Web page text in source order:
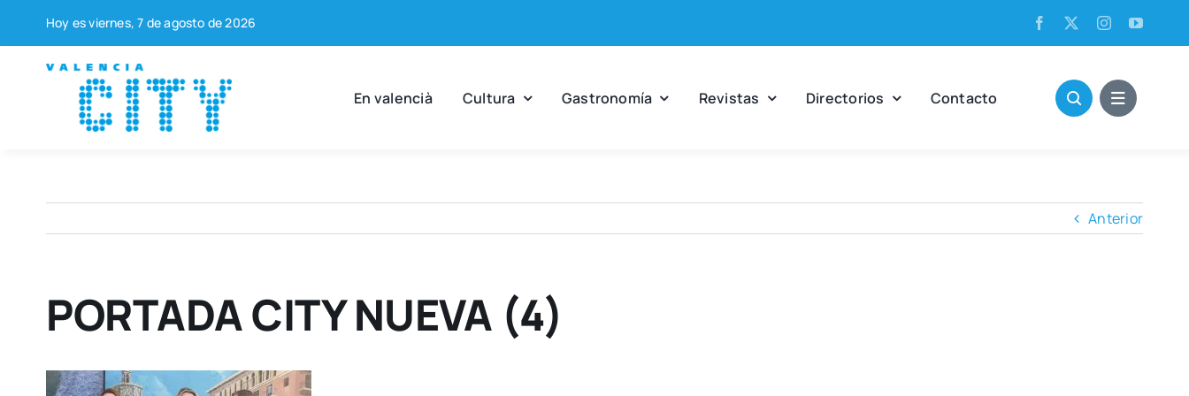
contenido
Hoy es vier­nes, 7 de agos­to de 2026
En valen­cià Cul­tu­ra Gas­tro­no­mía Revis­tas Direc­to­rios Con­tac­to
Anterior
PORTADA CITY NUEVA (4)